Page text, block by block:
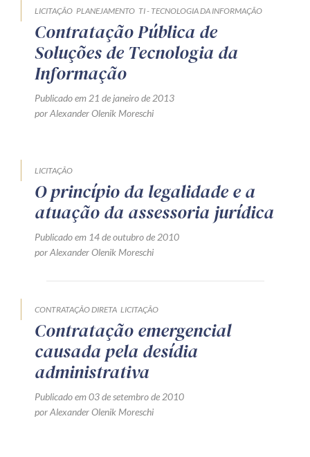
Av. Sete de Setembro, 4698
Batel Curitiba /PR CEP80240-000
Telefone (41) 2109-8666
Whatsapp (41) 98881-6616
LICITAÇÃO PLANEJAMENTO TI - TECNOLOGIA DA INFORMAÇÃO
Contratação Pública de
Soluções de Tecnologia da
Informação
Publicado em 21 de janeiro de 2013
por Alexander Olenik Moreschi
LICITAÇÃO
O princípio da legalidade e a
atuação da assessoria jurídica
Publicado em 14 de outubro de 2010
por Alexander Olenik Moreschi
CONTRATAÇÃO DIRETA LICITAÇÃO
Contratação emergencial
causada pela desídia
administrativa
Publicado em 03 de setembro de 2010
por Alexander Olenik Moreschi